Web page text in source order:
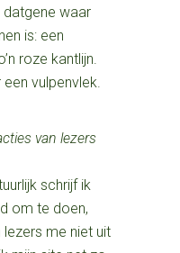
waar
is: een
roze kantlijn.
vulpenvlek.
van lezers
schrijf ik
om te doen,
me niet uit